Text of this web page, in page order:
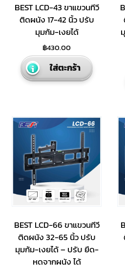
BEST LCD-43 ขาแขวนทีวี
ติดผนัง 17-42 นิ้ว ปรับ
มุมก้ม-เงยได้
฿430.00
ใส่ตะกร้า
BEST LCD-66 ขาแขวนทีวี
ติดผนัง 32-65 นิ้ว ปรับ
มุมก้ม-เงยได้ – ปรับ ยืด-
หดจากผนัง ได้